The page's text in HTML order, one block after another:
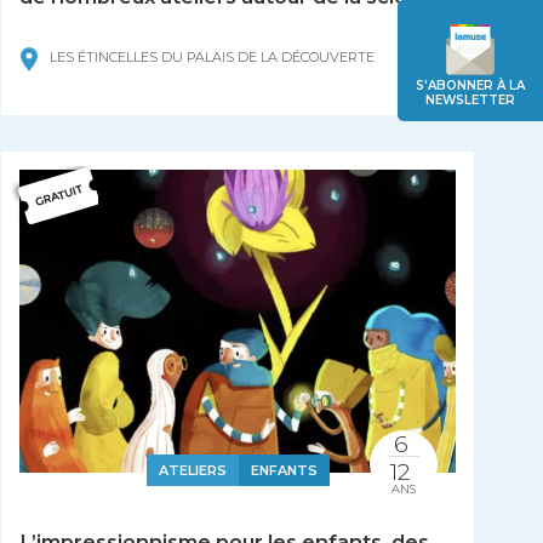
S'ABONNER À LA
NEWSLETTER
LES ÉTINCELLES DU PALAIS DE LA DÉCOUVERTE
ATELIERS ENFANTS
6
12
ANS